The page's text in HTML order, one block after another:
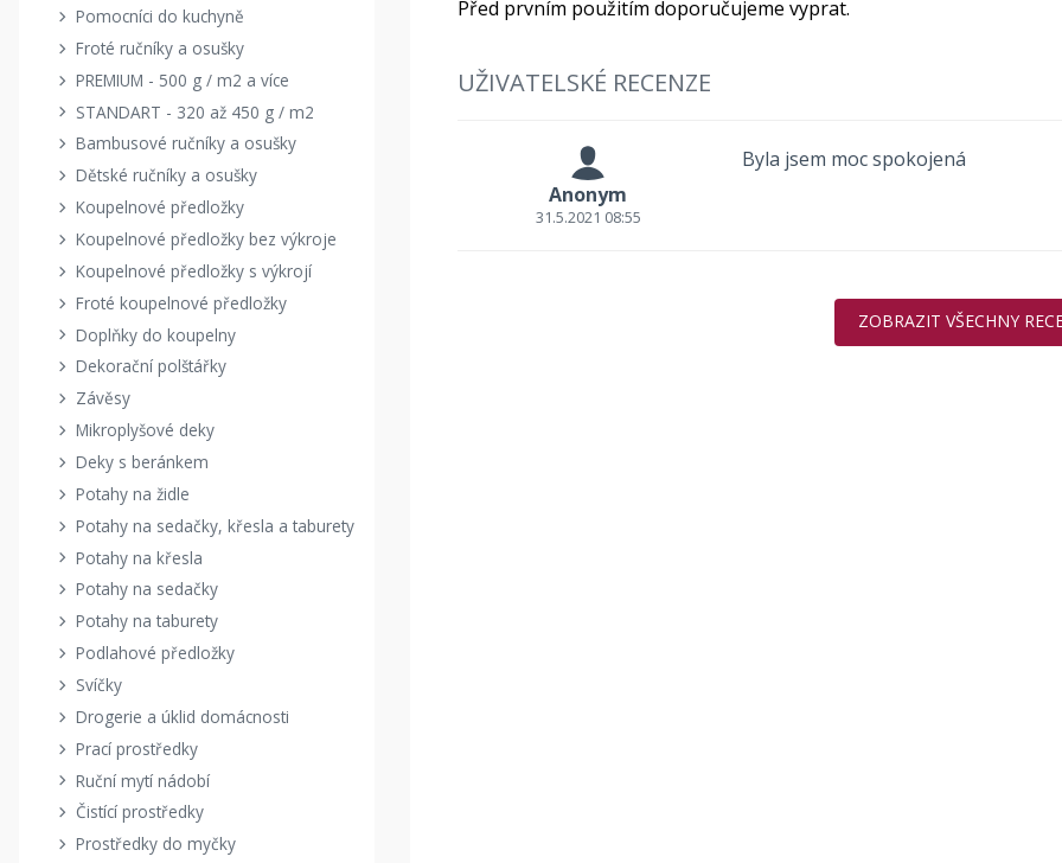
Pomocníci do kuchyně
Froté ručníky a osušky
PREMIUM - 500 g / m2 a více
STANDART - 320 až 450 g / m2
Bambusové ručníky a osušky
Dětské ručníky a osušky
Koupelnové předložky
Koupelnové předložky bez výkroje
Koupelnové předložky s výkrojí
Froté koupelnové předložky
Doplňky do koupelny
Dekorační polštářky
Závěsy
Mikroplyšové deky
Deky s beránkem
Potahy na židle
Potahy na sedačky, křesla a taburety
Potahy na křesla
Potahy na sedačky
Potahy na taburety
Podlahové předložky
Svíčky
Drogerie a úklid domácnosti
Prací prostředky
Ruční mytí nádobí
Čistící prostředky
Prostředky do myčky
Před prvním použitím doporučujeme vyprat.
UŽIVATELSKÉ RECENZE
Anonym
31.5.2021 08:55
Byla jsem moc spokojená
ZOBRAZIT VŠECHNY